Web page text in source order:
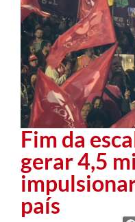
Fim da
gerar 4,5
país